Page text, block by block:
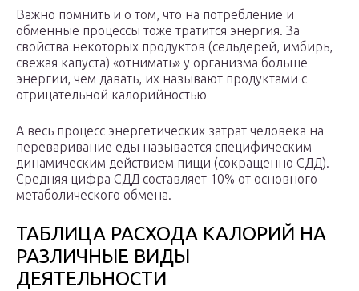
Важно помнить и о том, что на потребление и
обменные процессы тоже тратится энергия. За
свойства некоторых продуктов (сельдерей, имбирь,
свежая капуста) «отнимать» у организма больше
энергии, чем давать, их называют продуктами с
отрицательной калорийностью
А весь процесс энергетических затрат человека на
переваривание еды называется специфическим
динамическим действием пищи (сокращенно СДД).
Средняя цифра СДД составляет 10% от основного
метаболического обмена.
ТАБЛИЦА РАСХОДА КАЛОРИЙ НА
РАЗЛИЧНЫЕ ВИДЫ
ДЕЯТЕЛЬНОСТИ